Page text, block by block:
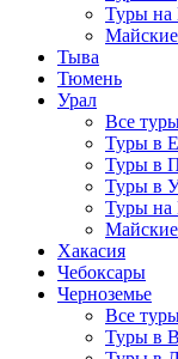
Туры на
Тыва
Тюмень
Урал
Все
Туры в
Туры в
Туры в
Туры на
Хакасия
Чебоксары
Черноземье
Все
Туры в